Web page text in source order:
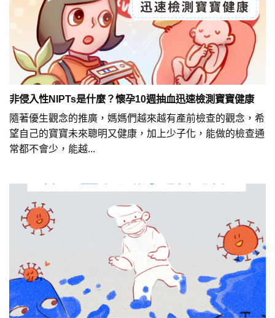
非侵入性NIPTs是什麼？懷孕10週抽血迅速檢測寶寶健康
隨著優生觀念的推廣，媽媽們越來越有產前檢查的觀念，希
望自己的寶寶未來聰明又健康，加上少子化，能做的檢查通
常都不會少，能越...